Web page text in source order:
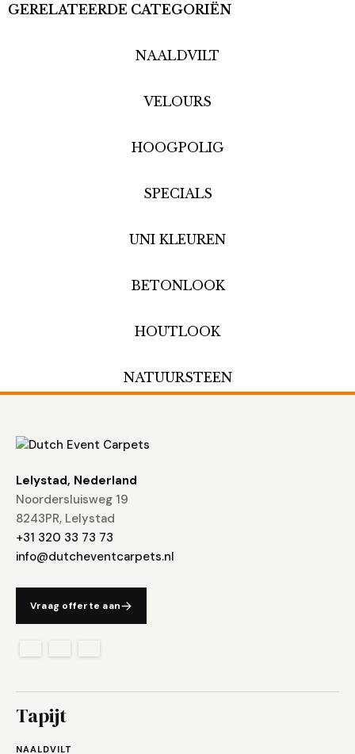
GERELATEERDE CATEGORIËN
NAALDVILT
VELOURS
HOOGPOLIG
SPECIALS
UNI KLEUREN
BETONLOOK
HOUTLOOK
NATUURSTEEN
Lelystad, Nederland
Noordersluisweg 19
8243PR, Lelystad
+31 320 33 73 73
info@dutcheventcarpets.nl
Vraag offerte aan
Tapijt
NAALDVILT